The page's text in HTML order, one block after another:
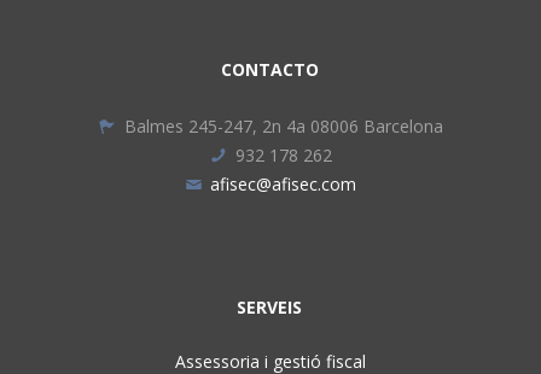
CONTACTO
Balmes 245-247, 2n 4a 08006 Barcelona
932 178 262
afisec@afisec.com
SERVEIS
Assessoria i gestió fiscal